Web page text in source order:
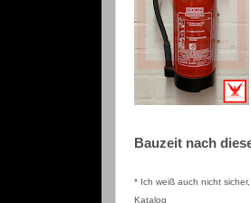
Bauzeit nach
* Ich weiß auch nicht
Katalog